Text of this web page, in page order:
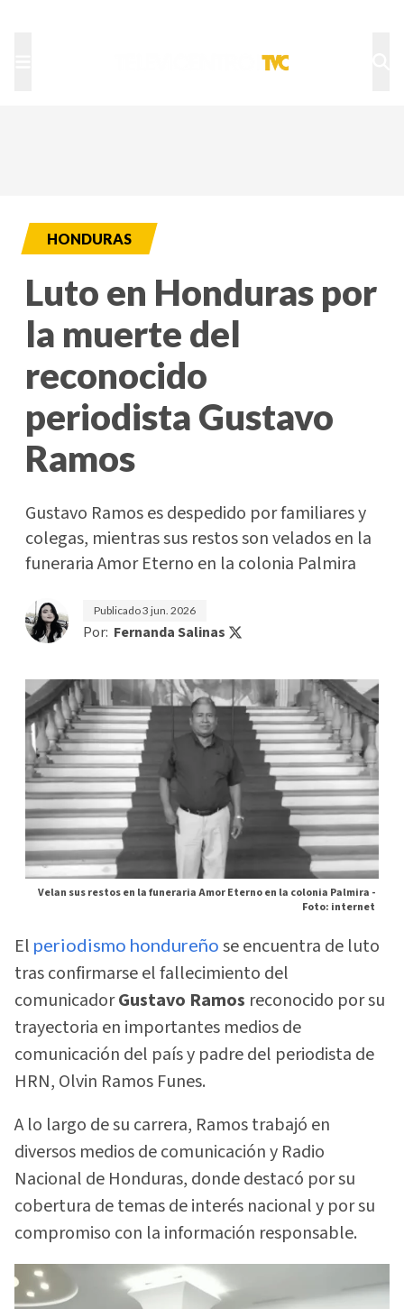
HONDURAS
Luto en Honduras por
la muerte del
reconocido
periodista Gustavo
Ramos
Gustavo Ramos es despedido por familiares y
colegas, mientras sus restos son velados en la
funeraria Amor Eterno en la colonia Palmira
Publicado3 jun. 2026
Por: Fernanda Salinas
Velan sus restos en la funeraria Amor Eterno en la colonia Palmira -
Foto: internet
El periodismo hondureño se encuentra de luto
tras confirmarse el fallecimiento del
comunicadorGustavo Ramos reconocido por su
trayectoria en importantes medios de
comunicación del país y padre del periodista de
HRN, Olvin Ramos Funes.
A lo largo de su carrera, Ramos trabajó en
diversos medios de comunicación y Radio
Nacional de Honduras, donde destacó por su
cobertura de temas de interés nacional y por su
compromiso con la información responsable.